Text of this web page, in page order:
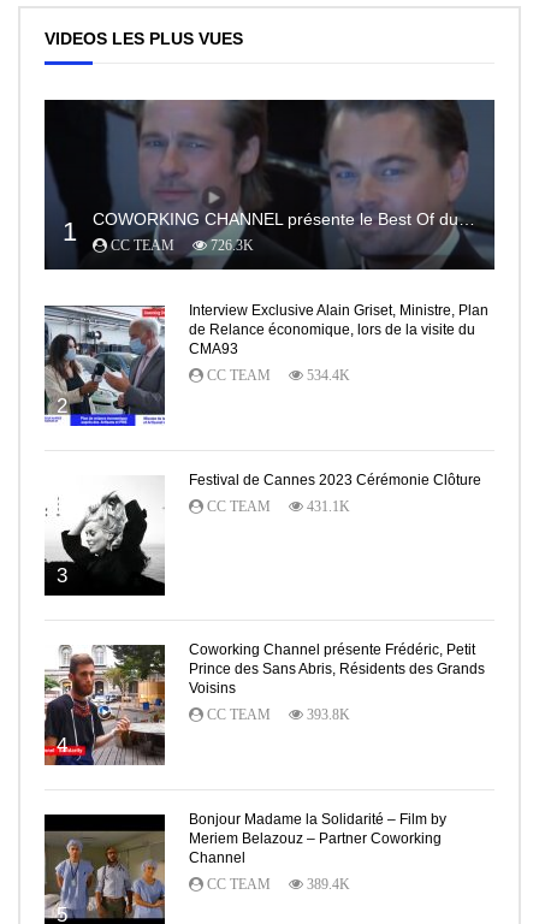
VIDEOS LES PLUS VUES
1 COWORKING CHANNEL présente le Best Of du RedCarpet du Festival de Cannes
CC TEAM 726.3K
2
Interview Exclusive Alain Griset, Ministre, Plan
de Relance économique, lors de la visite du
CMA93
CC TEAM
534.4K
3
Festival de Cannes 2023 Cérémonie Clôture
CC TEAM
431.1K
4
Coworking Channel présente Frédéric, Petit
Prince des Sans Abris, Résidents des Grands
Voisins
CC TEAM
393.8K
5
Bonjour Madame la Solidarité – Film by
Meriem Belazouz – Partner Coworking
Channel
CC TEAM
389.4K